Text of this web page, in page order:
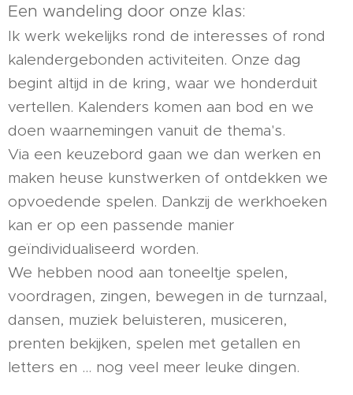
Een wandeling door onze klas:
Ik werk wekelijks rond de interesses of rond
kalendergebonden activiteiten. Onze dag
begint altijd in de kring, waar we honderduit
vertellen. Kalenders komen aan bod en we
doen waarnemingen vanuit de thema's.
Via een keuzebord gaan we dan werken en
maken heuse kunstwerken of ontdekken we
opvoedende spelen. Dankzij de werkhoeken
kan er op een passende manier
geïndividualiseerd worden.
We hebben nood aan toneeltje spelen,
voordragen, zingen, bewegen in de turnzaal,
dansen, muziek beluisteren, musiceren,
prenten bekijken, spelen met getallen en
letters en … nog veel meer leuke dingen.